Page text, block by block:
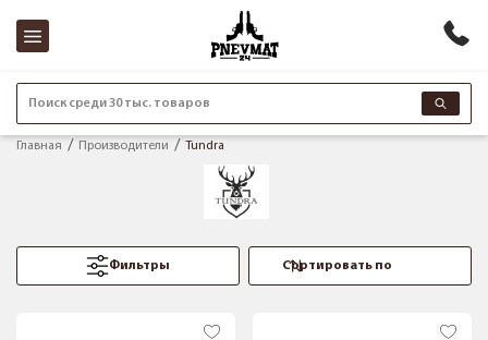
Поиск среди 30 тыс. товаров
Главная Производители Tundra
Фильтры